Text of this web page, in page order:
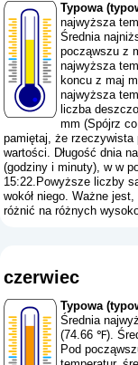
Typowa
najwyższa
Średnia
począwszu z
najwyższa
koncu z maj
najwyższa
liczba
mm (Spójrz
pamiętaj, że rzeczywista
wartości. Długość dnia
(godziny i minuty), w w
15:22.Powyższe liczby
wokół niego. Ważne
różnić na różnych
czerwiec
Typowa
Średnia
(74.66 ℉).
Pod